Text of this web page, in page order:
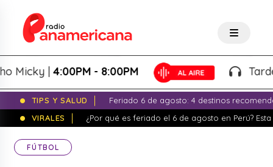
|4:00PM - 8:00PM Tardeo
TIPS Y SALUD
Feriado 6 de agosto: 4 destinos
VIRALES
¿Por qué es feriado el 6 de agosto en Perú?
FÚTBOL